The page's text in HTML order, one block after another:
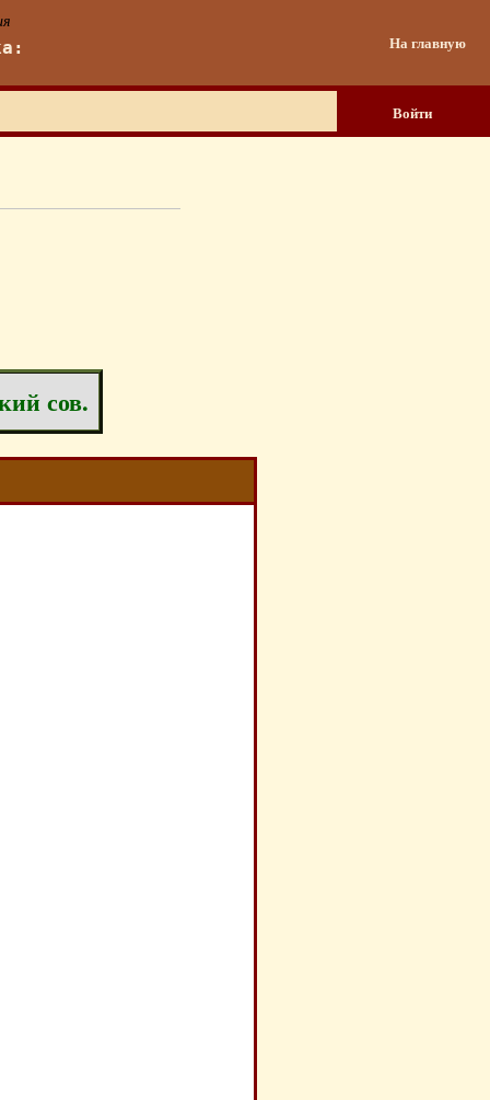
На главную
Войти
сов.